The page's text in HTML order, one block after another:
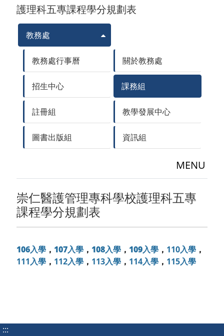
護理科五專課程學分規劃表
教務處
教務處行事曆 關於教務處
招生中心 課務組
註冊組 教學發展中心
圖書出版組 資訊組
MENU
崇仁醫護管理專科學校護理科五專
課程學分規劃表
106入學 ， 107入學 ， 108入學 ， 109入學 ， 110入學 ，
111入學 ， 112入學 ， 113入學 ， 114入學 ， 115入學
:::